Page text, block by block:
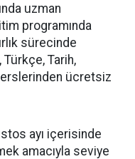
uzman
programında
sürecinde
Tarih,
ücretsiz
ayı içerisinde
amacıyla seviye